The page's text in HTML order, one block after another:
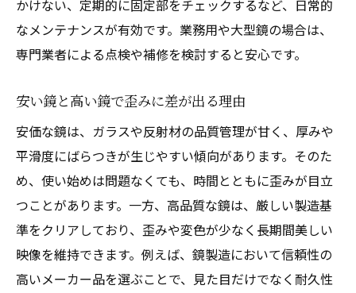
かけない、定期的に固定部をチェックするなど、日常的
なメンテナンスが有効です。業務用や大型鏡の場合は、
専門業者による点検や補修を検討すると安心です。
安い鏡と高い鏡で歪みに差が出る理由
安価な鏡は、ガラスや反射材の品質管理が甘く、厚みや
平滑度にばらつきが生じやすい傾向があります。そのた
め、使い始めは問題なくても、時間とともに歪みが目立
つことがあります。一方、高品質な鏡は、厳しい製造基
準をクリアしており、歪みや変色が少なく長期間美しい
映像を維持できます。例えば、鏡製造において信頼性の
高いメーカー品を選ぶことで、見た目だけでなく耐久性